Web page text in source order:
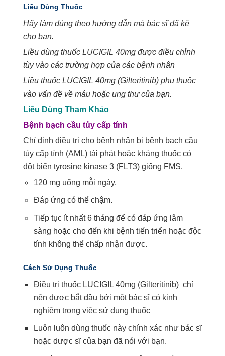
Liều Dùng Thuốc
Hãy làm đúng theo hướng dẫn mà bác sĩ đã kê
cho bạn.
Liều dùng thuốc LUCIGIL 40mg được điều chỉnh
tùy vào các trường hợp của các bệnh nhân
Liều thuốc LUCIGIL 40mg (Gilteritinib) phụ thuộc
vào vấn đề về máu hoặc ung thư của bạn.
Liều Dùng Tham Khảo
Bệnh bạch cầu tủy cấp tính
Chỉ định điều trị cho bệnh nhân bị bệnh bạch cầu
tủy cấp tính (AML) tái phát hoặc kháng thuốc có
đột biến tyrosine kinase 3 (FLT3) giống FMS.
120 mg uống mỗi ngày.
Đáp ứng có thể chậm.
Tiếp tục ít nhất 6 tháng để có đáp ứng lâm
sàng hoặc cho đến khi bệnh tiến triển hoặc độc
tính không thể chấp nhận được.
Cách Sử Dụng Thuốc
Điều trị thuốc LUCIGIL 40mg (Gilteritinib) chỉ
nên được bắt đầu bởi một bác sĩ có kinh
nghiệm trong việc sử dụng thuốc
Luôn luôn dùng thuốc này chính xác như bác sĩ
hoặc dược sĩ của bạn đã nói với bạn.